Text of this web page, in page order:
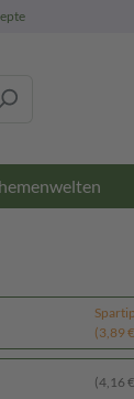
(3,89
(4,16